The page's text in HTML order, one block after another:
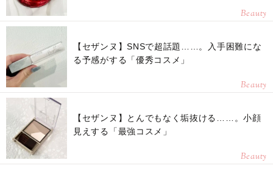
Beauty
【セザンヌ】SNSで超話題……。入手困難にな
る予感がする「優秀コスメ」
Beauty
【セザンヌ】とんでもなく垢抜ける……。小顔
見えする「最強コスメ」
Beauty